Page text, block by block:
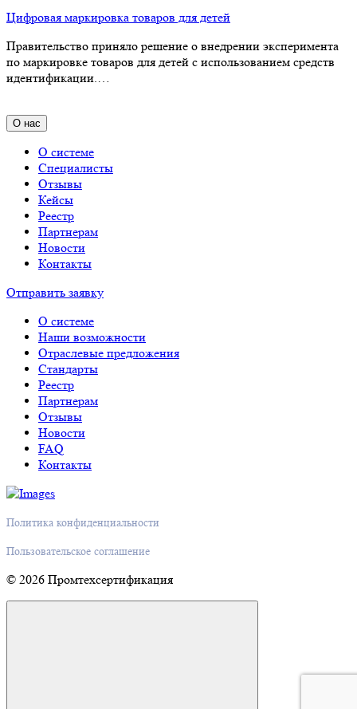
Цифровая маркировка товаров для детей
Правительство приняло решение о внедрении эксперимента
по маркировке товаров для детей с использованием средств
идентификации.…
О нас
О системе
Специалисты
Отзывы
Кейсы
Реестр
Партнерам
Новости
Контакты
Отправить заявку
О системе
Наши возможности
Отраслевые предложения
Стандарты
Реестр
Партнерам
Отзывы
Новости
FAQ
Контакты
Политика конфиденциальности
Пользовательское соглашение
© 2026 Промтехсертификация